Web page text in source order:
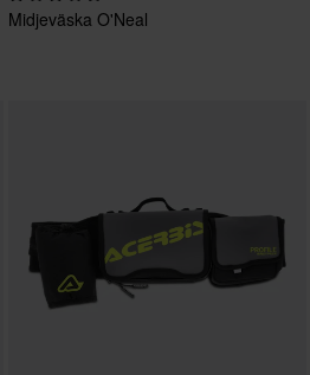
Midjeväska O'Neal